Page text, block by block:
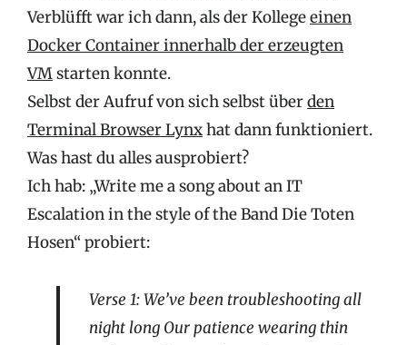
Verblüfft war ich dann, als der Kollegeeinen
Docker Container innerhalb der erzeugten
VMstarten konnte.
Selbst der Aufruf von sich selbst überden
Terminal Browser Lynxhat dann funktioniert.
Was hast du alles ausprobiert?
Ich hab: „Write me a song about an IT
Escalation in the style of the Band Die Toten
Hosen“ probiert:
Verse 1: We’ve been troubleshooting all
night long Our patience wearing thin